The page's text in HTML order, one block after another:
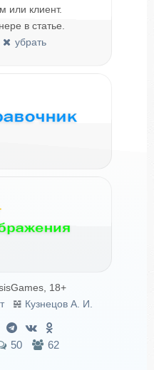
или клиент.
в статье.
убрать
18+
𝌴 Кузнецов А. И.
50 62